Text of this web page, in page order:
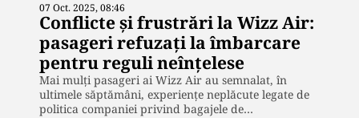
07 Oct. 2025, 08:46
Conflicte și frustrări la Wizz Air:
pasageri refuzați la îmbarcare
pentru reguli neînțelese
Mai mulți pasageri ai Wizz Air au semnalat, în
ultimele săptămâni, experiențe neplăcute legate de
politica companiei privind bagajele de…